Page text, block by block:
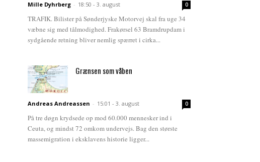
Mille Dyhrberg - 18:50 - 3. august 0
TRAFIK. Bilister på Sønderjyske Motorvej skal fra uge 34
væbne sig med tålmodighed. Frakørsel 63 Bramdrupdam i
sydgående retning bliver nemlig spærret i cirka...
Grænsen som våben
Andreas Andreassen - 15:01 - 3. august 0
På tre døgn krydsede op mod 60.000 mennesker ind i
Ceuta, og mindst 72 omkom undervejs. Bag den største
massemigration i eksklavens historie ligger...